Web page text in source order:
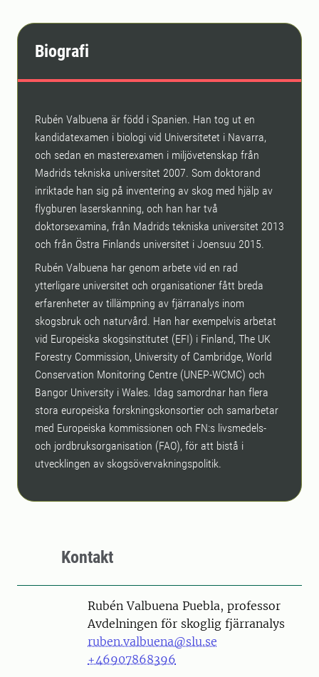
Biografi
Rubén Valbuena är född i Spanien. Han tog ut en
kandidatexamen i biologi vid Universitetet i Navarra,
och sedan en masterexamen i miljövetenskap från
Madrids tekniska universitet 2007. Som doktorand
inriktade han sig på inventering av skog med hjälp av
flygburen laserskanning, och han har två
doktorsexamina, från Madrids tekniska universitet 2013
och från Östra Finlands universitet i Joensuu 2015.
Rubén Valbuena har genom arbete vid en rad
ytterligare universitet och organisationer fått breda
erfarenheter av tillämpning av fjärranalys inom
skogsbruk och naturvård. Han har exempelvis arbetat
vid Europeiska skogsinstitutet (EFI) i Finland, The UK
Forestry Commission, University of Cambridge, World
Conservation Monitoring Centre (UNEP-WCMC) och
Bangor University i Wales. Idag samordnar han flera
stora europeiska forskningskonsortier och samarbetar
med Europeiska kommissionen och FN:s livsmedels-
och jordbruksorganisation (FAO), för att bistå i
utvecklingen av skogsövervakningspolitik.
Kontakt
PersonRubén Valbuena Puebla, professor
Avdelningen för skoglig fjärranalys
ruben.valbuena@slu.se
+46907868396